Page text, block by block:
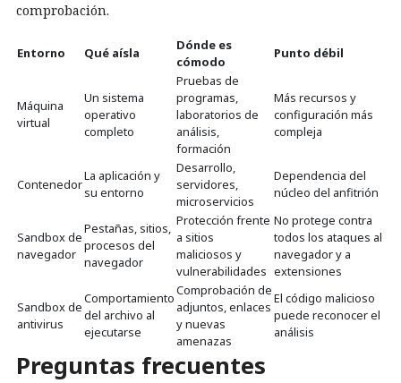
comprobación.
Entorno Qué aísla
Dónde es
cómodo
Punto débil
Máquina
virtual
Un sistema
operativo
completo
Pruebas de
programas,
laboratorios de
análisis,
formación
Más recursos y
configuración más
compleja
Contenedor
La aplicación y
su entorno
Desarrollo,
servidores,
microservicios
Dependencia del
núcleo del anfitrión
Sandbox de
navegador
Pestañas, sitios,
procesos del
navegador
Protección frente
a sitios
maliciosos y
vulnerabilidades
No protege contra
todos los ataques al
navegador y a
extensiones
Sandbox de
antivirus
Comportamiento
del archivo al
ejecutarse
Comprobación de
adjuntos, enlaces
y nuevas
amenazas
El código malicioso
puede reconocer el
análisis
Preguntas frecuentes